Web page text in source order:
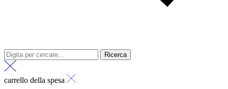
Ricerca
carrello della spesa